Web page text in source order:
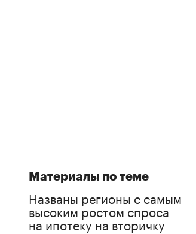
Материалы по теме
Названы регионы с самым
высоким ростом спроса
на ипотеку на вторичку